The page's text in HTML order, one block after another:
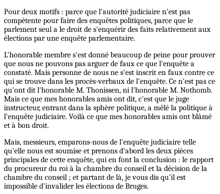
Pour deux motifs : parce que l'autorité judiciaire n'est pas
compétente pour faire des enquêtes politiques, parce que le
parlement seul a le droit de s'enquérir des faits relativement aux
élections par une enquête parlementaire.
L'honorable membre s'est donné beaucoup de peine pour prouver
que nous ne pouvons pas arguer de faux ce que l'enquête a
constaté. Mais personne de nous ne s'est inscrit en faux contre ce
qui se trouve dans les procès-verbaux de l'enquête. Ce n'est pas ce
qu'ont dit l'honorable M. Thonissen, ni l'honorable M. Nothomb.
Mais ce que mes honorables amis ont dit, c'est que le juge
instructeur, entrant dans la sphère politique, a mêlé la politique à
l'enquête judiciaire. Voilà ce que mes honorables amis ont blâmé
et à bon droit.
Mais, messieurs, emparons-nous de l'enquête judiciaire telle
qu'elle nous est soumise et prenons d'abord les deux pièces
principales de cette enquête, qui en font la conclusion : le rapport
du procureur du roi à la chambre du conseil et la décision de la
chambre du conseil ; et partant de là, je vous dis qu'il est
impossible d'invalider les élections de Bruges.